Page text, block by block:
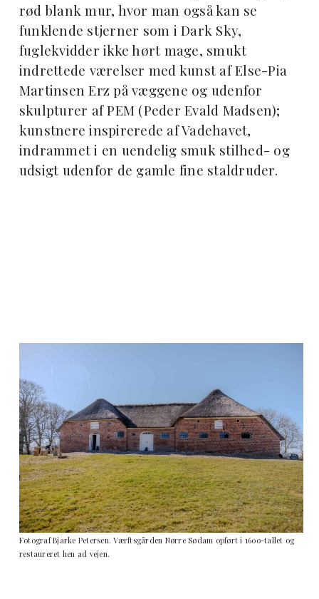
rød blank mur, hvor man også kan se
funklende stjerner som i Dark Sky,
fuglekvidder ikke hørt mage, smukt
indrettede værelser med kunst af Else-Pia
Martinsen Erz på væggene og udenfor
skulpturer af PEM (Peder Evald Madsen);
kunstnere inspirerede af Vadehavet,
indrammet i en uendelig smuk stilhed- og
udsigt udenfor de gamle fine staldruder.
Fotograf Bjarke Petersen. Værftsgården Nørre Sødam opført i 1600-tallet og
restaureret hen ad vejen.